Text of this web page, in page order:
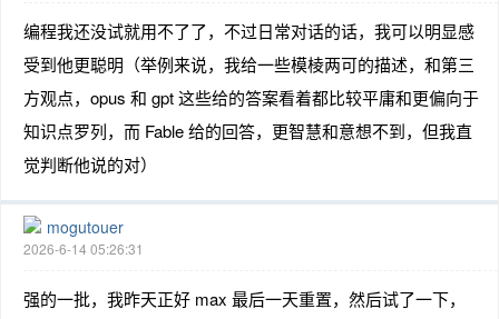
编程我还没试就用不了了，不过日常对话的话，我可以明显感
受到他更聪明（举例来说，我给一些模棱两可的描述，和第三
方观点，opus 和 gpt 这些给的答案看着都比较平庸和更偏向于
知识点罗列，而 Fable 给的回答，更智慧和意想不到，但我直
觉判断他说的对）
mogutouer
2026-6-14 05:26:31
强的一批，我昨天正好 max 最后一天重置，然后试了一下，